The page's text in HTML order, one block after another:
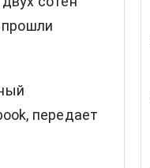
прошли
передает